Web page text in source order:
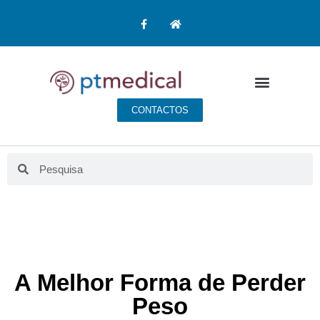
CONTACTOS
A Melhor Forma de Perder
Peso